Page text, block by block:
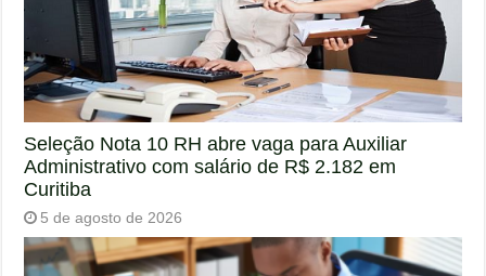
Seleção Nota 10 RH abre vaga para Auxiliar
Administrativo com salário de R$ 2.182 em
Curitiba
5 de agosto de 2026